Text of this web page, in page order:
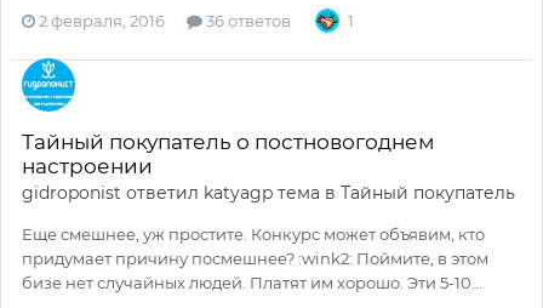
2 февраля, 2016 36 ответов 1
Тайный покупатель о постновогоднем
настроении
gidroponist ответил katyagp тема в Тайный покупатель
Еще смешнее, уж простите. Конкурс может объявим, кто
придумает причину посмешнее? :wink2: Поймите, в этом
бизе нет случайных людей. Платят им хорошо. Эти 5-10...